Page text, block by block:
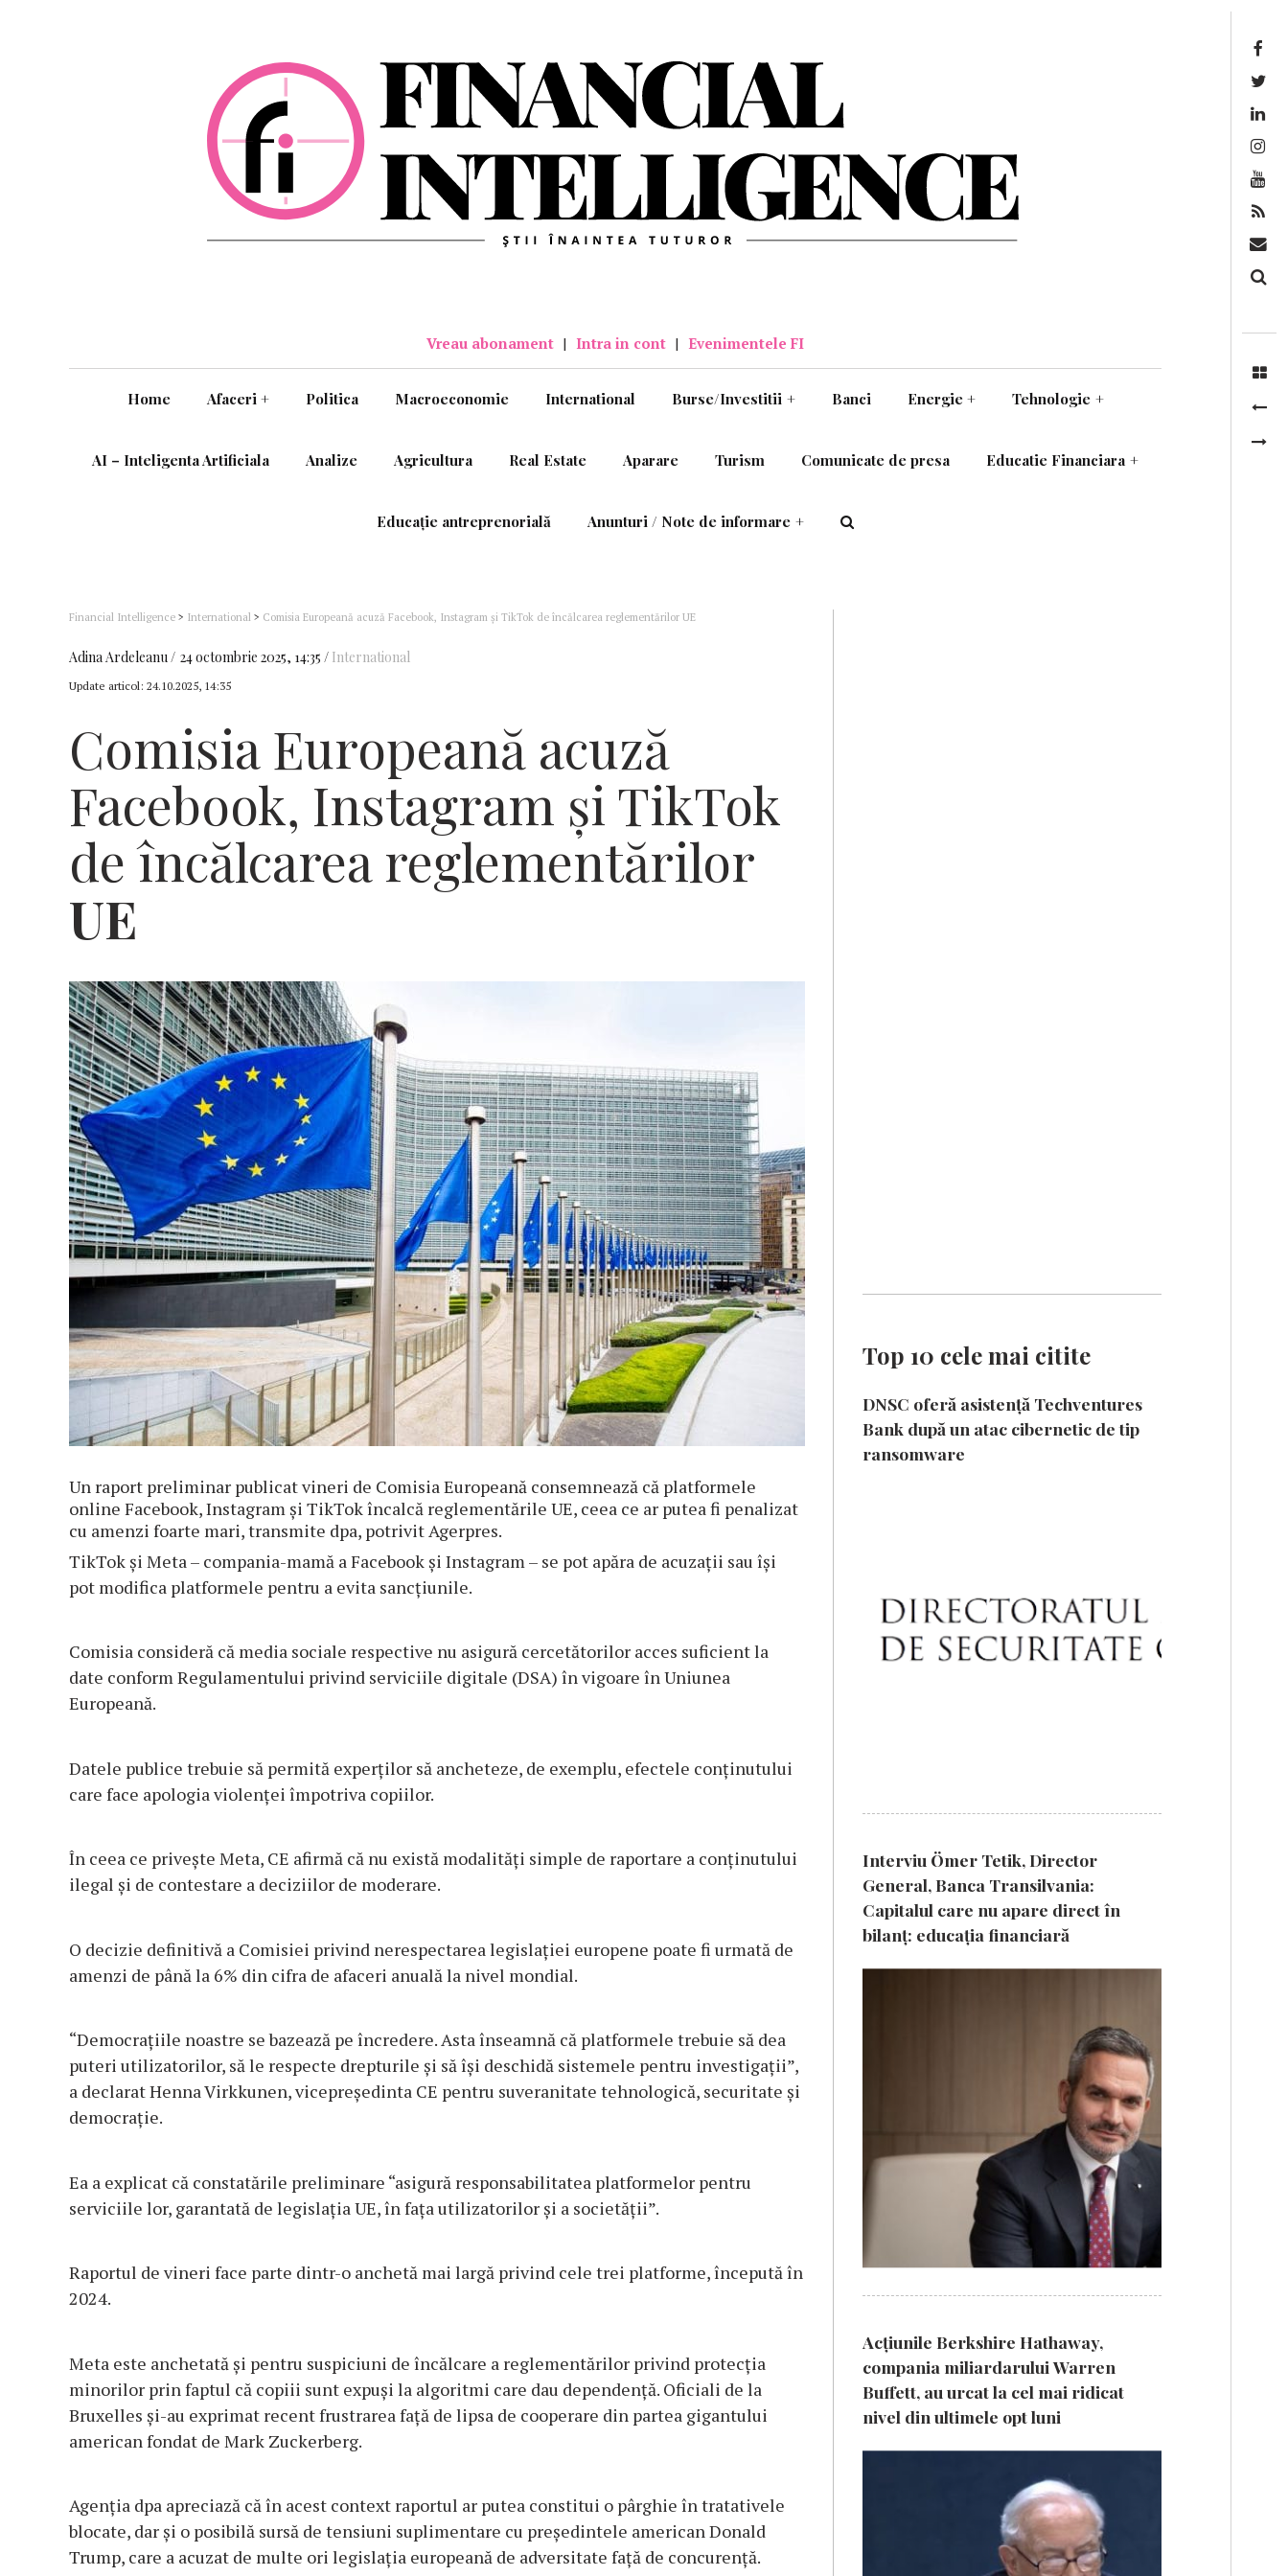
Vreau abonament | Intra in cont | Evenimentele FI
Home Afaceri + Politica Macroeconomie International Burse/Investitii + Banci Energie + Tehnologie +
AI – Inteligenta Artificiala Analize Agricultura Real Estate Aparare Turism Comunicate de presa Educatie Financiara +
Educație antreprenorială Anunturi / Note de informare +
Financial Intelligence > International > Comisia Europeană acuză Facebook, Instagram şi TikTok de încălcarea reglementărilor UE
Adina Ardeleanu 24 octombrie 2025, 14:35 International
Update articol: 24.10.2025, 14:35
Comisia Europeană acuză
Facebook, Instagram şi TikTok
de încălcarea reglementărilor
UE
Un raport preliminar publicat vineri de Comisia Europeană consemnează că platformele
online Facebook, Instagram şi TikTok încalcă reglementările UE, ceea ce ar putea fi penalizat
cu amenzi foarte mari, transmite dpa, potrivit Agerpres.
TikTok şi Meta – compania-mamă a Facebook şi Instagram – se pot apăra de acuzaţii sau îşi
pot modifica platformele pentru a evita sancţiunile.
Comisia consideră că media sociale respective nu asigură cercetătorilor acces suficient la
date conform Regulamentului privind serviciile digitale (DSA) în vigoare în Uniunea
Europeană.
Datele publice trebuie să permită experţilor să ancheteze, de exemplu, efectele conţinutului
care face apologia violenţei împotriva copiilor.
În ceea ce priveşte Meta, CE afirmă că nu există modalităţi simple de raportare a conţinutului
ilegal şi de contestare a deciziilor de moderare.
O decizie definitivă a Comisiei privind nerespectarea legislaţiei europene poate fi urmată de
amenzi de până la 6% din cifra de afaceri anuală la nivel mondial.
“Democraţiile noastre se bazează pe încredere. Asta înseamnă că platformele trebuie să dea
puteri utilizatorilor, să le respecte drepturile şi să îşi deschidă sistemele pentru investigaţii”,
a declarat Henna Virkkunen, vicepreşedinta CE pentru suveranitate tehnologică, securitate şi
democraţie.
Ea a explicat că constatările preliminare “asigură responsabilitatea platformelor pentru
serviciile lor, garantată de legislaţia UE, în faţa utilizatorilor şi a societăţii”.
Raportul de vineri face parte dintr-o anchetă mai largă privind cele trei platforme, începută în
2024.
Meta este anchetată şi pentru suspiciuni de încălcare a reglementărilor privind protecţia
minorilor prin faptul că copiii sunt expuşi la algoritmi care dau dependenţă. Oficiali de la
Bruxelles şi-au exprimat recent frustrarea faţă de lipsa de cooperare din partea gigantului
american fondat de Mark Zuckerberg.
Agenţia dpa apreciază că în acest context raportul ar putea constitui o pârghie în tratativele
blocate, dar şi o posibilă sursă de tensiuni suplimentare cu preşedintele american Donald
Trump, care a acuzat de multe ori legislaţia europeană de adversitate faţă de concurenţă.
Top 10 cele mai citite
DNSC oferă asistență Techventures
Bank după un atac cibernetic de tip
ransomware
Interviu Ömer Tetik, Director
General, Banca Transilvania:
Capitalul care nu apare direct în
bilanț: educația financiară
Acțiunile Berkshire Hathaway,
compania miliardarului Warren
Buffett, au urcat la cel mai ridicat
nivel din ultimele opt luni